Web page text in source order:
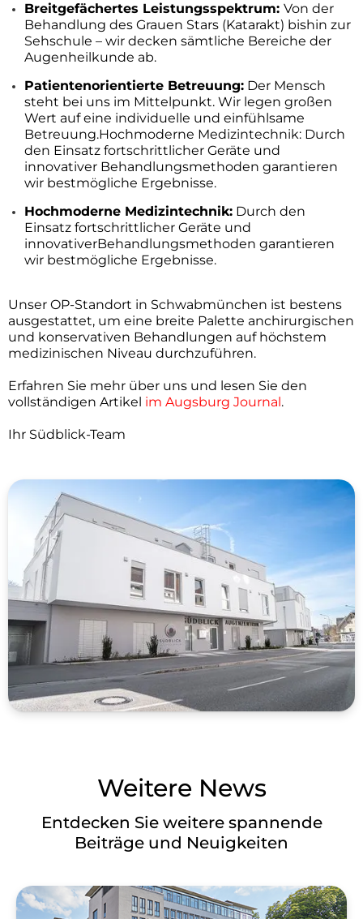
Breitgefächertes Leistungsspektrum: Von der
Behandlung des Grauen Stars (Katarakt) bishin zur
Sehschule – wir decken sämtliche Bereiche der
Augenheilkunde ab.
Patientenorientierte Betreuung: Der Mensch
steht bei uns im Mittelpunkt. Wir legen großen
Wert auf eine individuelle und einfühlsame
Betreuung.Hochmoderne Medizintechnik: Durch
den Einsatz fortschrittlicher Geräte und
innovativer Behandlungsmethoden garantieren
wir bestmögliche Ergebnisse.
Hochmoderne Medizintechnik: Durch den
Einsatz fortschrittlicher Geräte und
innovativerBehandlungsmethoden garantieren
wir bestmögliche Ergebnisse.
Unser OP-Standort in Schwabmünchen ist bestens
ausgestattet, um eine breite Palette anchirurgischen
und konservativen Behandlungen auf höchstem
medizinischen Niveau durchzuführen.
Erfahren Sie mehr über uns und lesen Sie den
vollständigen Artikel im Augsburg Journal.
Ihr Südblick-Team
Weitere News
Entdecken Sie weitere spannende
Beiträge und Neuigkeiten